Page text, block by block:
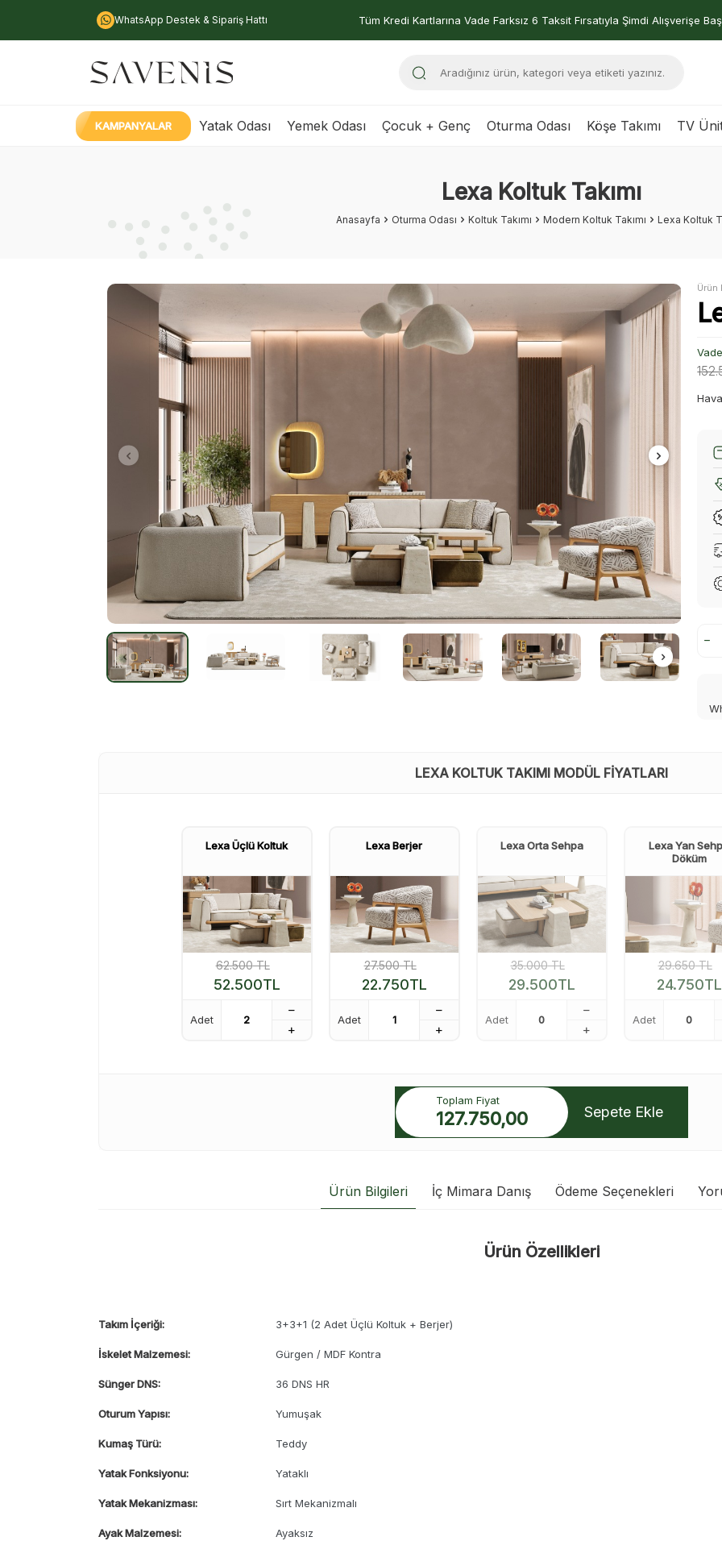
WhatsApp Destek & Sipariş Hattı Tüm Kredi Kartlarına Vade Farksız 6 Taksit Fırsatıyla Şimdi Alışverişe
KAMPANYALAR Yatak Odası Yemek Odası Çocuk + Genç Oturma Odası Köşe Takımı TV
Lexa Koltuk Takımı
Anasayfa Oturma Odası Koltuk Takımı Modern Koltuk Takımı Lexa Koltuk
Ürün
LEXA KOLTUK TAKIMI MODÜL FIYATLARI
Lexa Üçlü Koltuk
62.500TL
52.500TL
Adet
Lexa Berjer
27.500TL
22.750TL
Adet
Lexa Orta Sehpa
35.000TL
29.500TL
Adet
Lexa Yan
Döküm
29.650TL
24.750TL
Adet
Toplam Fiyat
127.750,00 Sepete Ekle
Ürün Bilgileri İç Mimara Danış Ödeme Seçenekleri
Ürün Özellikleri
Takım İçeriği: 3+3+1 (2 Adet Üçlü Koltuk + Berjer)
İskelet Malzemesi: Gürgen / MDF Kontra
Sünger DNS: 36 DNS HR
Oturum Yapısı: Yumuşak
Kumaş Türü: Teddy
Yatak Fonksiyonu: Yataklı
Yatak Mekanizması: Sırt Mekanizmalı
Ayak Malzemesi: Ayaksız